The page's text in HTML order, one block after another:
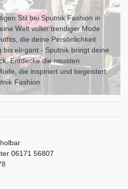
Stil bei Sputnik Fashion in
Welt voller trendiger Mode
die deine Persönlichkeit
bis elegant - Sputnik bringt deine
Entdecke die neusten
die inspiriert und begeistert.
Fashion
06171 56807